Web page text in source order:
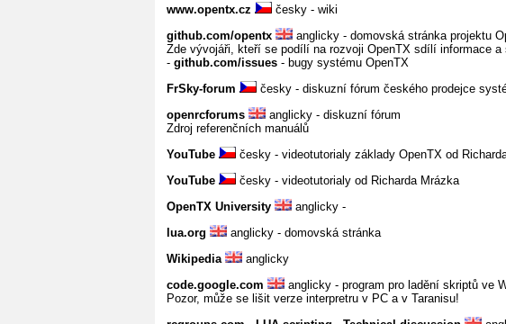
www.opentx.cz
česky - wiki
github.com/opentx
anglicky - domovská stránka projektu
Zde vývojáři, kteří se podílí na rozvoji OpenTX sdílí informace a
- github.com/issues - bugy systému OpenTX
FrSky-forum
česky - diskuzní fórum českého prodejce
openrcforums
anglicky - diskuzní fórum
Zdroj referenčních manuálů
YouTube
česky - videotutorialy základy OpenTX od
YouTube
česky - videotutorialy od Richarda Mrázka
OpenTX University
anglicky -
lua.org
anglicky - domovská stránka
Wikipedia
anglicky
code.google.com
anglicky - program pro ladění skriptů ve
Pozor, může se lišit verze interpretru v PC a v Taranisu!